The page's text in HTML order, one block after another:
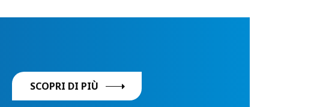
SCOPRI DI PIÙ